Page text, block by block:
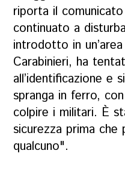
riporta il
continuato a
introdotto in
Carabinieri, ha
all’identificazione e
spranga in ferro,
colpire i militari. È
sicurezza prima
qualcuno".